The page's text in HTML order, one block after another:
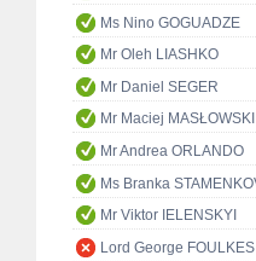
Ms Nino GOGUADZE
Mr Oleh LIASHKO
Mr Daniel SEGER
Mr Maciej MASŁOWSKI
Mr Andrea ORLANDO
Ms Branka
Mr Viktor IELENSKYI
Lord George FOULKES